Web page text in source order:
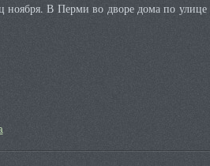
ноября. В Перми во дворе дома по улице